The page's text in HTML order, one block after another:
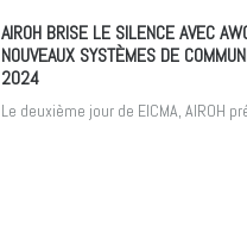
AIROH BRISE LE SILENCE AVEC
NOUVEAUX SYSTÈMES DE
2024
Le deuxième jour de EICMA, AIROH